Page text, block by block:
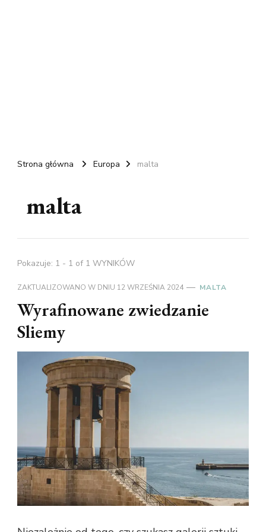
Strona główna Europa malta
malta
Pokazuje: 1 - 1 of 1 WYNIKÓW
ZAKTUALIZOWANO W DNIU 12 WRZEŚNIA 2024 MALTA
Wyrafinowane zwiedzanie
Sliemy